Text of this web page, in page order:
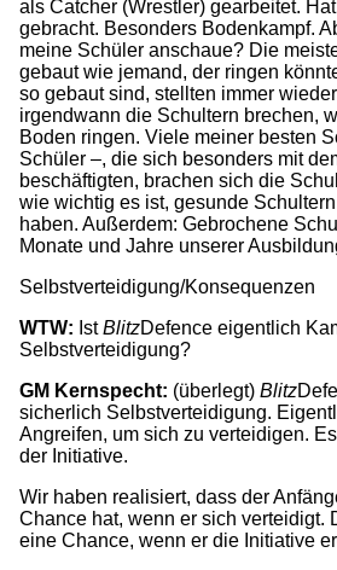
als Catcher (Wrestler) gearbeitet.
gebracht. Besonders Bodenkampf.
meine Schüler anschaue? Die
gebaut wie jemand, der ringen
so gebaut sind, stellten immer
irgendwann die Schultern brechen,
Boden ringen. Viele meiner besten
Schüler –, die sich besonders mit
beschäftigten, brachen sich die
wie wichtig es ist, gesunde
haben. Außerdem: Gebrochene
Monate und Jahre unserer
Selbstverteidigung/Konsequenzen
WTW: IstBlitzDefence eigentlich
Selbstverteidigung?
GM Kernspecht: (überlegt) Blitz
sicherlich Selbstverteidigung.
Angreifen, um sich zu verteidigen.
der Initiative.
Wir haben realisiert, dass der
Chance hat, wenn er sich verteidigt.
eine Chance, wenn er die Initiative